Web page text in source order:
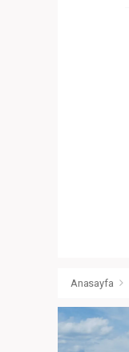
Anasayfa